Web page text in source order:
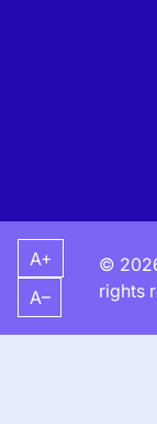
A+
A–
©
rights